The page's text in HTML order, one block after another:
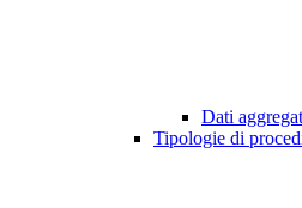
Dati
Tipologie di